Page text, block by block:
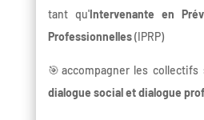
tant qu'Intervenante en
Professionnelles(IPRP)
🎯accompagner les
dialogue social et dialogue